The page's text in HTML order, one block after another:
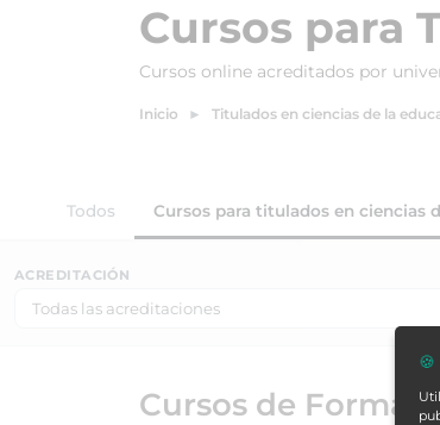
Cursos para
Cursos online acreditados por
Inicio Titulados en ciencias de la
Todos Cursos para titulados en ciencias
ACREDITACIÓN
Cursos de